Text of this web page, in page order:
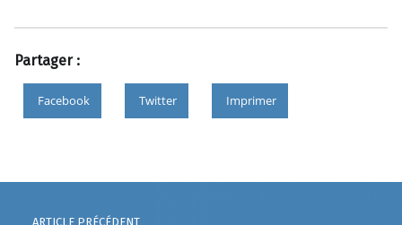
Partager :
Facebook Twitter Imprimer
Post navigation
ARTICLE PRÉCÉDENT